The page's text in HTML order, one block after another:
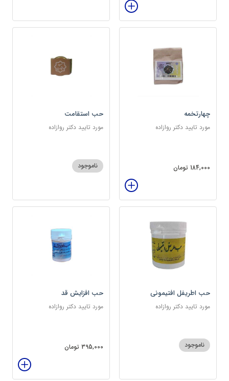
چهارتخمه
مورد تایید دکتر روازاده
184,000 تومان
حب استقامت
مورد تایید دکتر روازاده
ناموجود
حب اطریفل افتیمونی
مورد تایید دکتر روازاده
ناموجود
حب افزایش قد
مورد تایید دکتر روازاده
395,000 تومان